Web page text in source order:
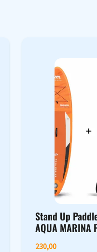
Stand Up
AQUA MARINA
230,00